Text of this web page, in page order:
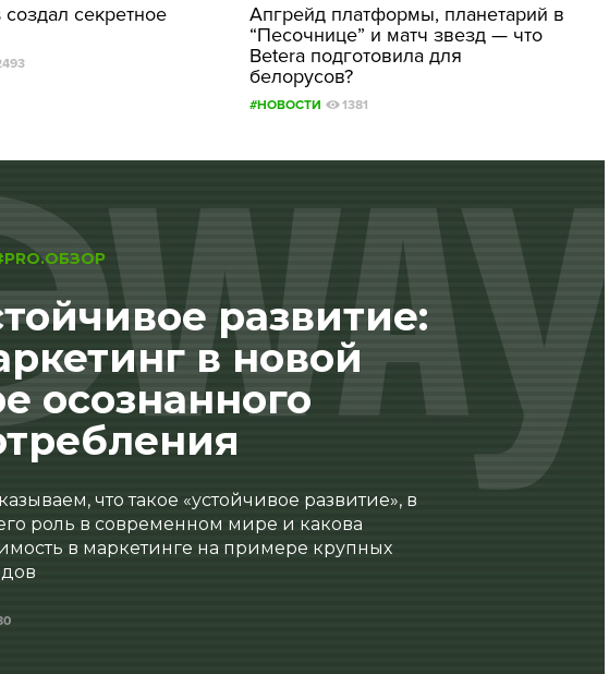
создал секретное
Апгрейд платформы, планетарий в
“Песочнице” и матч звезд — что
Betera подготовила для
белорусов?
#НОВОСТИ 1381
развитие:
в новой
осознанного
что такое «устойчивое развитие», в
роль в современном мире и какова
в маркетинге на примере крупных